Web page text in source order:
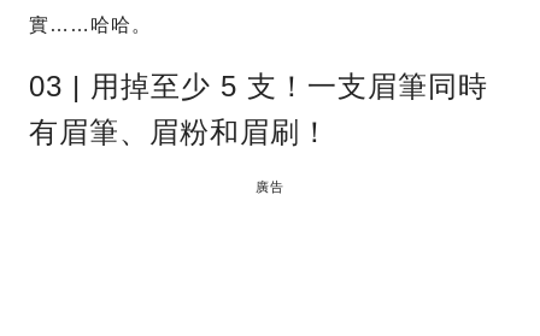
實……哈哈。
03 | 用掉至少 5 支！一支眉筆同時
有眉筆、眉粉和眉刷！
廣告